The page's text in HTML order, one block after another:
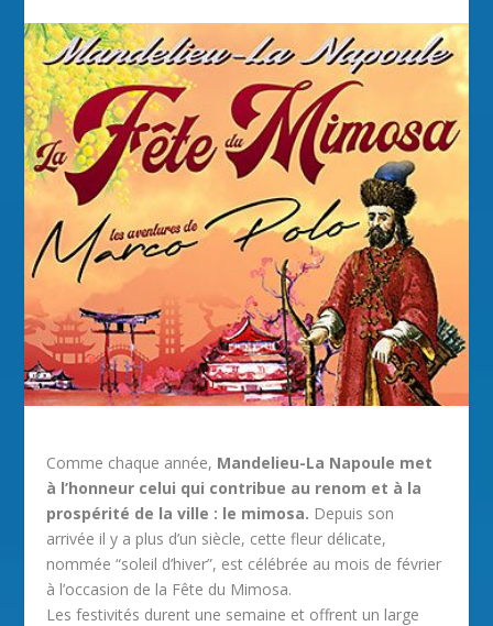
Comme chaque année, Mandelieu-La Napoule met
à l’honneur celui qui contribue au renom et à la
prospérité de la ville : le mimosa. Depuis son
arrivée il y a plus d’un siècle, cette fleur délicate,
nommée “soleil d’hiver”, est célébrée au mois de février
à l’occasion de la Fête du Mimosa.
Les festivités durent une semaine et offrent un large